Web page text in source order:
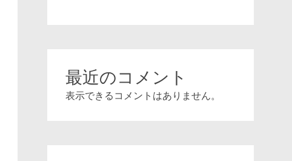
最近のコメント
表示できるコメントはありません。